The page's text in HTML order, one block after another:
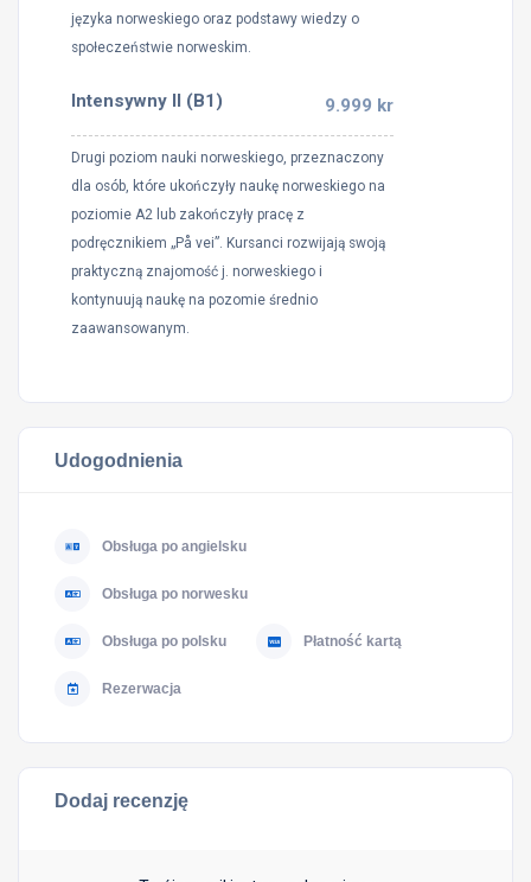
języka norweskiego oraz podstawy wiedzy o
społeczeństwie norweskim.
Intensywny II (B1) 9.999 kr
Drugi poziom nauki norweskiego, przeznaczony
dla osób, które ukończyły naukę norweskiego na
poziomie A2 lub zakończyły pracę z
podręcznikiem „På vei”. Kursanci rozwijają swoją
praktyczną znajomość j. norweskiego i
kontynuują naukę na pozomie średnio
zaawansowanym.
Udogodnienia
Obsługa po angielsku
Obsługa po norwesku
Obsługa po polsku Płatność kartą
Rezerwacja
Dodaj recenzję